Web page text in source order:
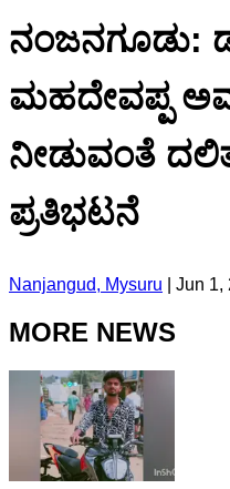
ನಂಜನಗೂಡು:
ಮಹದೇವಪ್ಪ
ನೀಡುವಂತೆ
ಪ್ರತಿಭಟನೆ
Nanjangud, Mysuru Jun 1,
MORE NEWS